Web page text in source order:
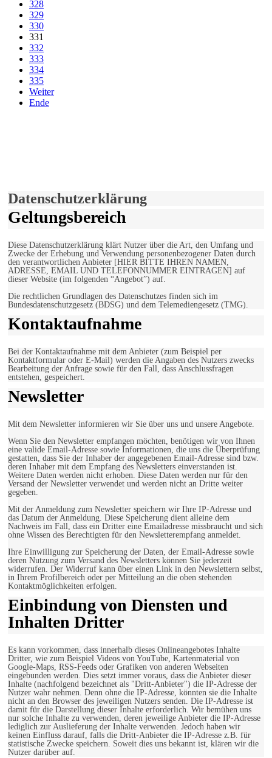
328
329
330
331
332
333
334
335
Weiter
Ende
Datenschutzerklärung
Geltungsbereich
Diese Datenschutzerklärung klärt Nutzer über die Art, den Umfang und
Zwecke der Erhebung und Verwendung personenbezogener Daten durch
den verantwortlichen Anbieter [HIER BITTE IHREN NAMEN,
ADRESSE, EMAIL UND TELEFONNUMMER EINTRAGEN] auf
dieser Website (im folgenden “Angebot”) auf.
Die rechtlichen Grundlagen des Datenschutzes finden sich im
Bundesdatenschutzgesetz (BDSG) und dem Telemediengesetz (TMG).
Kontaktaufnahme
Bei der Kontaktaufnahme mit dem Anbieter (zum Beispiel per
Kontaktformular oder E-Mail) werden die Angaben des Nutzers zwecks
Bearbeitung der Anfrage sowie für den Fall, dass Anschlussfragen
entstehen, gespeichert.
Newsletter
Mit dem Newsletter informieren wir Sie über uns und unsere Angebote.
Wenn Sie den Newsletter empfangen möchten, benötigen wir von Ihnen
eine valide Email-Adresse sowie Informationen, die uns die Überprüfung
gestatten, dass Sie der Inhaber der angegebenen Email-Adresse sind bzw.
deren Inhaber mit dem Empfang des Newsletters einverstanden ist.
Weitere Daten werden nicht erhoben. Diese Daten werden nur für den
Versand der Newsletter verwendet und werden nicht an Dritte weiter
gegeben.
Mit der Anmeldung zum Newsletter speichern wir Ihre IP-Adresse und
das Datum der Anmeldung. Diese Speicherung dient alleine dem
Nachweis im Fall, dass ein Dritter eine Emailadresse missbraucht und sich
ohne Wissen des Berechtigten für den Newsletterempfang anmeldet.
Ihre Einwilligung zur Speicherung der Daten, der Email-Adresse sowie
deren Nutzung zum Versand des Newsletters können Sie jederzeit
widerrufen. Der Widerruf kann über einen Link in den Newslettern selbst,
in Ihrem Profilbereich oder per Mitteilung an die oben stehenden
Kontaktmöglichkeiten erfolgen.
Einbindung von Diensten und
Inhalten Dritter
Es kann vorkommen, dass innerhalb dieses Onlineangebotes Inhalte
Dritter, wie zum Beispiel Videos von YouTube, Kartenmaterial von
Google-Maps, RSS-Feeds oder Grafiken von anderen Webseiten
eingebunden werden. Dies setzt immer voraus, dass die Anbieter dieser
Inhalte (nachfolgend bezeichnet als "Dritt-Anbieter") die IP-Adresse der
Nutzer wahr nehmen. Denn ohne die IP-Adresse, könnten sie die Inhalte
nicht an den Browser des jeweiligen Nutzers senden. Die IP-Adresse ist
damit für die Darstellung dieser Inhalte erforderlich. Wir bemühen uns
nur solche Inhalte zu verwenden, deren jeweilige Anbieter die IP-Adresse
lediglich zur Auslieferung der Inhalte verwenden. Jedoch haben wir
keinen Einfluss darauf, falls die Dritt-Anbieter die IP-Adresse z.B. für
statistische Zwecke speichern. Soweit dies uns bekannt ist, klären wir die
Nutzer darüber auf.